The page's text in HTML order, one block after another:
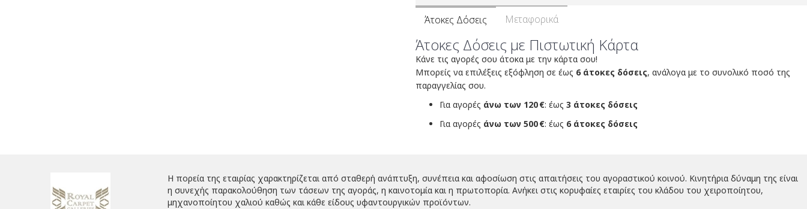
Άτοκες Δόσεις Μεταφορικά
Άτοκες Δόσεις με Πιστωτική Κάρτα
Κάνε τις αγορές σου άτοκα με την κάρτα σου!
Μπορείς να επιλέξεις εξόφληση σε έως 6 άτοκες δόσεις, ανάλογα με το συνολικό ποσό της
παραγγελίας σου.
Για αγορές άνω των 120 €: έως 3 άτοκες δόσεις
Για αγορές άνω των 500 €: έως 6 άτοκες δόσεις
Η πορεία της εταιρίας χαρακτηρίζεται από σταθερή ανάπτυξη, συνέπεια και αφοσίωση στις απαιτήσεις του αγοραστικού κοινού. Κινητήρια δύναμη της είναι
η συνεχής παρακολούθηση των τάσεων της αγοράς, η καινοτομία και η πρωτοπορία. Ανήκει στις κορυφαίες εταιρίες του κλάδου του χειροποίητου,
μηχανοποίητου χαλιού καθώς και κάθε είδους υφαντουργικών προϊόντων.